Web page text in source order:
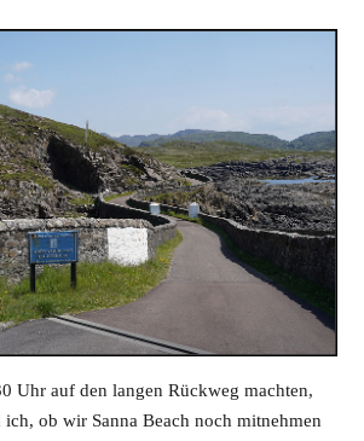
Uhr auf den langen Rückweg machten,
ob wir Sanna Beach noch mitnehmen